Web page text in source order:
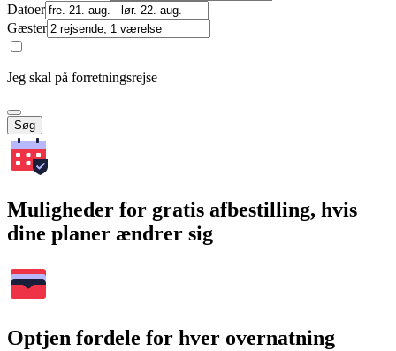
Datoer
Gæster
Jeg skal på forretningsrejse
Søg
Muligheder for gratis afbestilling, hvis
dine planer ændrer sig
Optjen fordele for hver overnatning